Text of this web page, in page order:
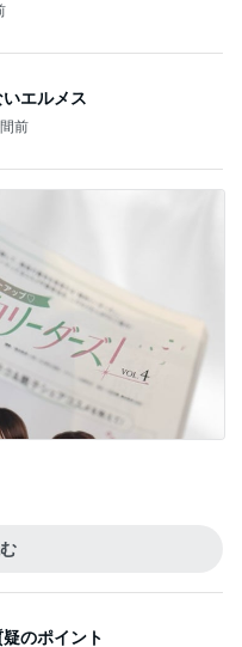
エルメス
前
のポイント